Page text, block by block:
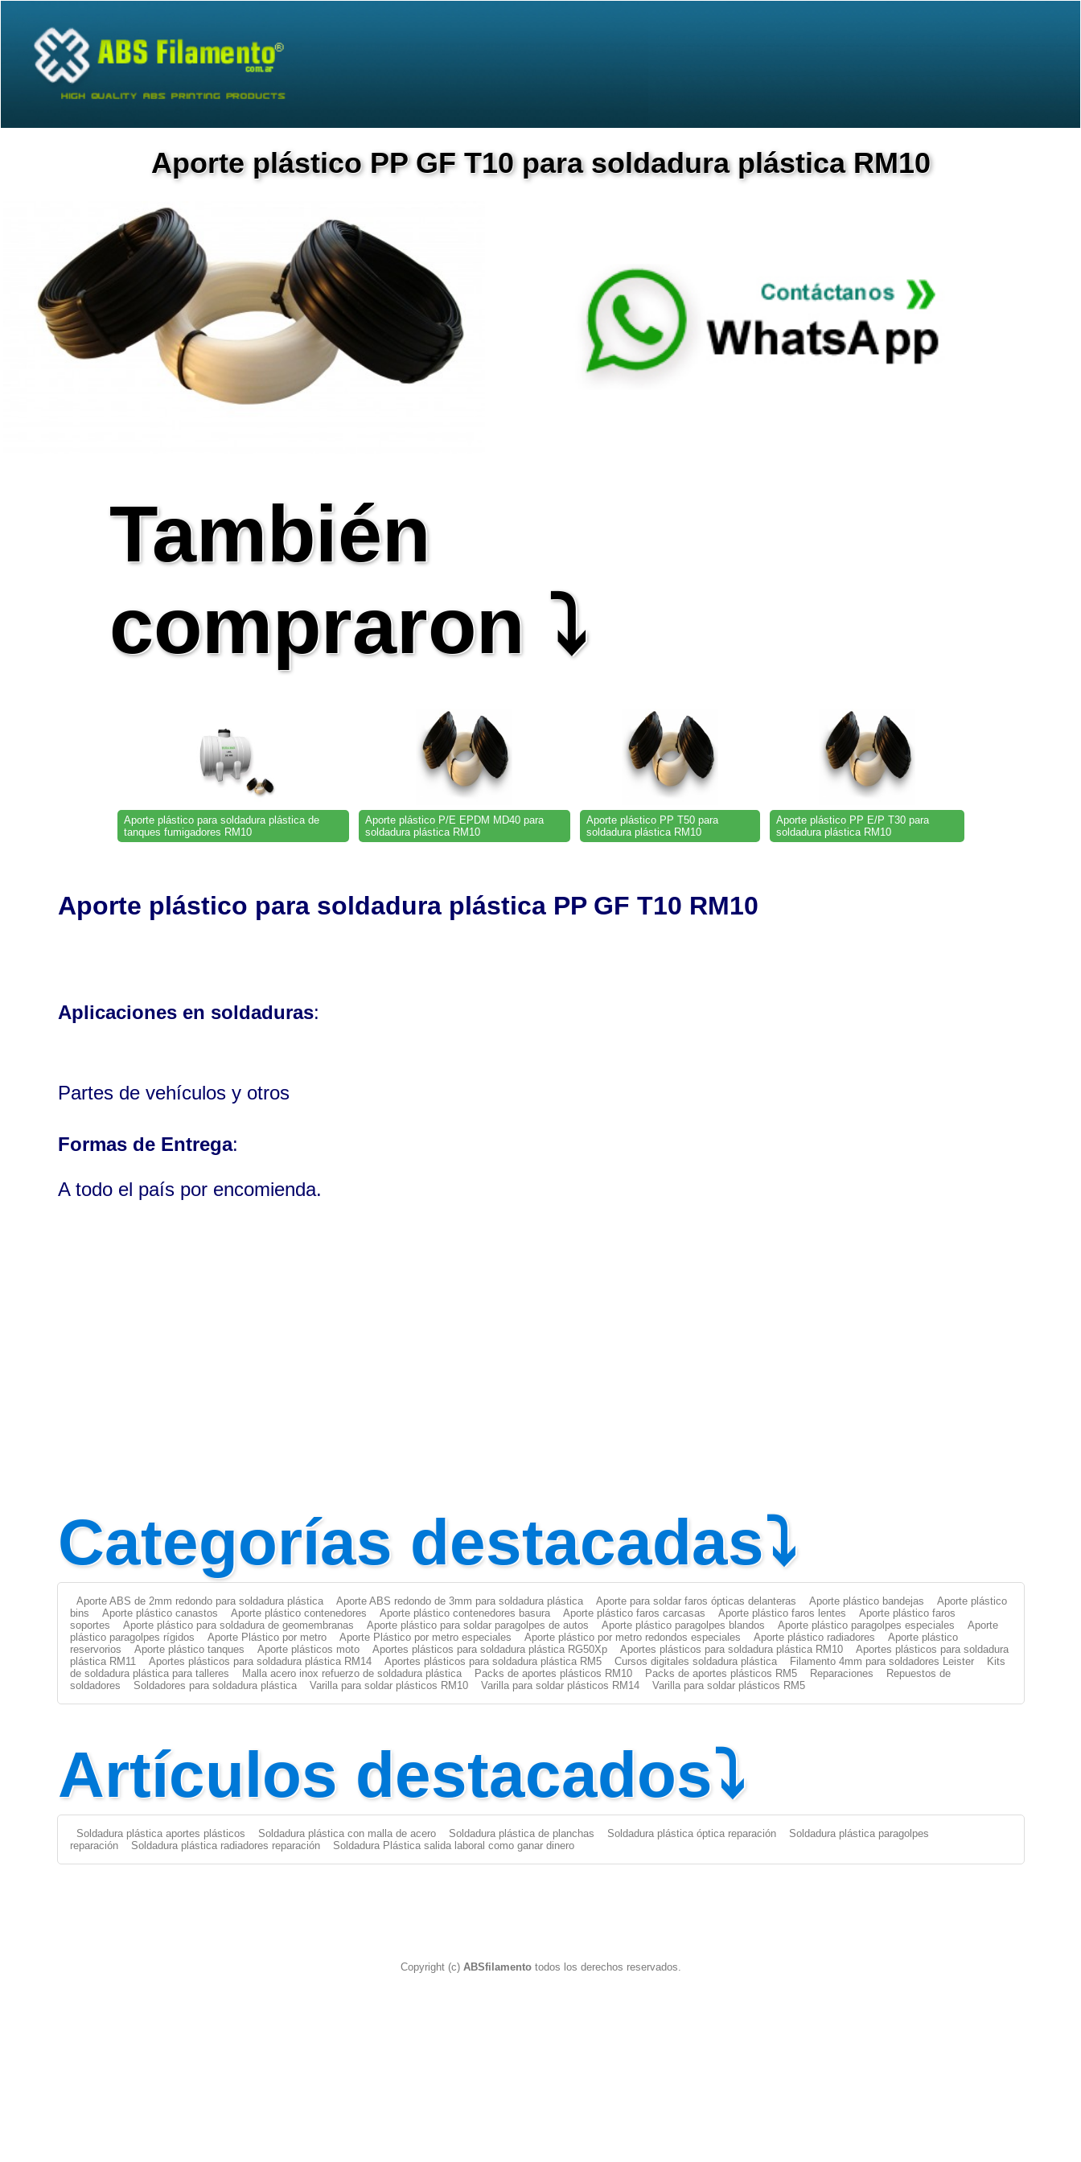
Aporte plástico PP GF T10 para soldadura plástica RM10
También
compraron ⤵
Aporte plástico para soldadura plástica de
tanques fumigadores RM10
Aporte plástico P/E EPDM MD40 para
soldadura plástica RM10
Aporte plástico PP T50 para
soldadura plástica RM10
Aporte plástico PP E/P T30 para
soldadura plástica RM10
Aporte plástico para soldadura plástica PP GF T10 RM10
Aplicaciones en soldaduras:
Partes de vehículos y otros
Formas de Entrega:
A todo el país por encomienda.
Categorías destacadas⤵
Aporte ABS de 2mm redondo para soldadura plástica Aporte ABS redondo de 3mm para soldadura plástica Aporte para soldar faros ópticas delanteras Aporte plástico bandejas
Aporte plástico
bins
Aporte plástico canastos Aporte plástico contenedores Aporte plástico contenedores basura Aporte plástico faros carcasas Aporte plástico faros lentes
Aporte plástico faros
soportes
Aporte plástico para soldadura de geomembranas Aporte plástico para soldar paragolpes de autos Aporte plástico paragolpes blandos Aporte plástico paragolpes especiales
Aporte
plástico paragolpes rígidos
Aporte Plástico por metro Aporte Plástico por metro especiales Aporte plástico por metro redondos especiales Aporte plástico radiadores
Aporte plástico
reservorios
Aporte plástico tanques Aporte plásticos moto Aportes plásticos para soldadura plástica RG50Xp Aportes plásticos para soldadura plástica RM10
Aportes plásticos para soldadura
plástica RM11
Aportes plásticos para soldadura plástica RM14 Aportes plásticos para soldadura plástica RM5 Cursos digitales soldadura plástica Filamento 4mm para soldadores Leister
Kits
de soldadura plástica para talleres
Malla acero inox refuerzo de soldadura plástica Packs de aportes plásticos RM10 Packs de aportes plásticos RM5 Reparaciones
Repuestos de
soldadores
Soldadores para soldadura plástica Varilla para soldar plásticos RM10 Varilla para soldar plásticos RM14 Varilla para soldar plásticos RM5
Artículos destacados⤵
Soldadura plástica aportes plásticos Soldadura plástica con malla de acero Soldadura plástica de planchas Soldadura plástica óptica reparación
Soldadura plástica paragolpes
reparación
Soldadura plástica radiadores reparación Soldadura Plástica salida laboral como ganar dinero
Copyright (c) ABSfilamentotodos los derechos reservados.